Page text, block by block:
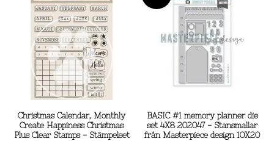
Christmas Calendar, Monthly
Create Happiness Christmas
Plus Clear Stamps - Stämpelset
BASIC #1 memory planner die
set 4X8 202047 - Stansmallar
från Masterpiece design 10X20